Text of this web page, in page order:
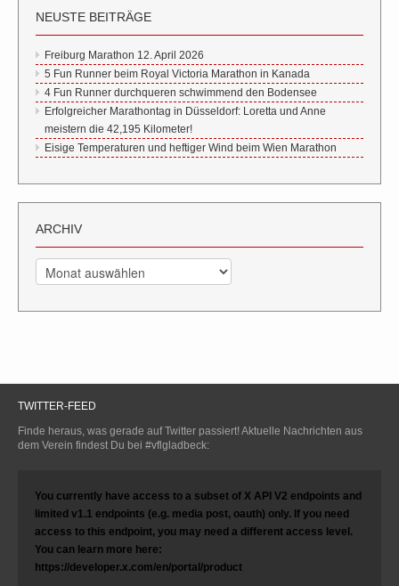
NEUSTE BEITRÄGE
Freiburg Marathon 12. April 2026
5 Fun Runner beim Royal Victoria Marathon in Kanada
4 Fun Runner durchqueren schwimmend den Bodensee
Erfolgreicher Marathontag in Düsseldorf: Loretta und Anne
meistern die 42,195 Kilometer!
Eisige Temperaturen und heftiger Wind beim Wien Marathon
ARCHIV
Archiv
TWITTER-FEED
Finde heraus, was gerade auf Twitter passiert! Aktuelle Nachrichten aus
dem Verein findest Du bei #vflgladbeck:
You currently have access to a subset of X API V2 endpoints and
limited v1.1 endpoints (e.g. media post, oauth) only. If you need
access to this endpoint, you may need a different access level.
You can learn more here:
https://developer.x.com/en/portal/product